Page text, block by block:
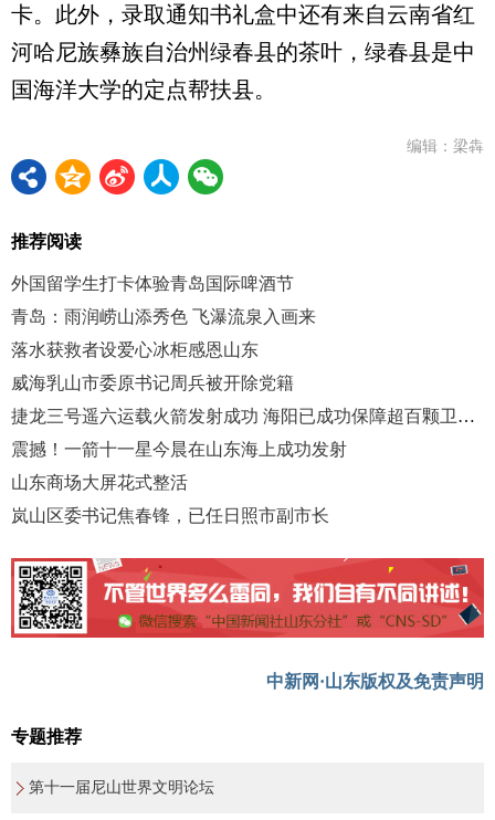
卡。此外，录取通知书礼盒中还有来自云南省红
河哈尼族彝族自治州绿春县的茶叶，绿春县是中
国海洋大学的定点帮扶县。
编辑：梁犇
推荐阅读
外国留学生打卡体验青岛国际啤酒节
青岛：雨润崂山添秀色 飞瀑流泉入画来
落水获救者设爱心冰柜感恩山东
威海乳山市委原书记周兵被开除党籍
捷龙三号遥六运载火箭发射成功 海阳已成功保障超百颗卫星送入太空
震撼！一箭十一星今晨在山东海上成功发射
山东商场大屏花式整活
岚山区委书记焦春锋，已任日照市副市长
中新网·山东版权及免责声明
专题推荐
第十一届尼山世界文明论坛